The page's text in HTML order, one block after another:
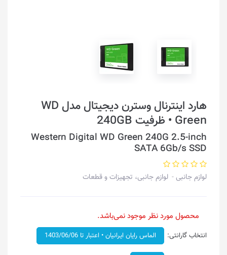
هارد اینترنال وسترن دیجیتال مدل WD
Green • ظرفیت 240GB
Western Digital WD Green 240G 2.5-inch
SATA 6Gb/s SSD
لوازم جانبی لوازم جانبی، تجهیزات و قطعات
محصول مورد نظر موجود نمی‌باشد.
انتخاب گارانتی: الماس رایان ایرانیان • اعتبار تا 1403/06/06